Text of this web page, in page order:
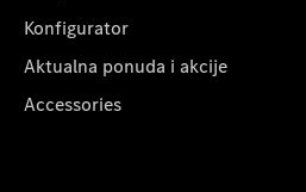
Konfigurator
Aktualna ponuda i akcije
Accessories